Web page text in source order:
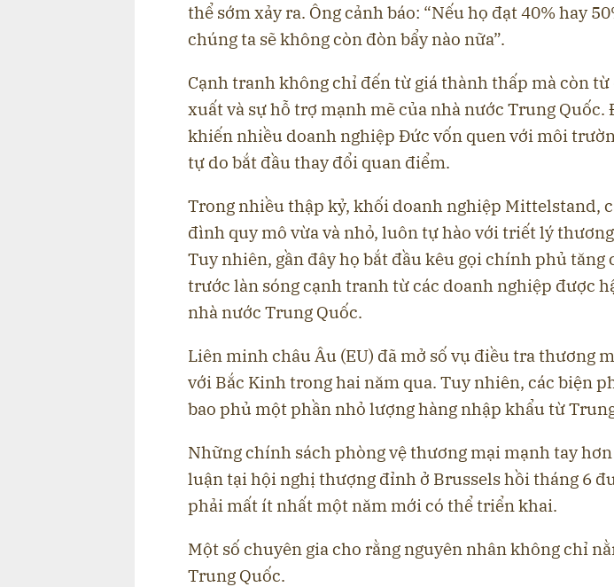
thể sớm xảy ra. Ông cảnh báo: “Nếu họ đạt 40% hay
chúng ta sẽ không còn đòn bẩy nào nữa”.
Cạnh tranh không chỉ đến từ giá thành thấp mà còn từ
xuất và sự hỗ trợ mạnh mẽ của nhà nước Trung Quốc.
khiến nhiều doanh nghiệp Đức vốn quen với môi
tự do bắt đầu thay đổi quan điểm.
Trong nhiều thập kỷ, khối doanh nghiệp Mittelstand,
đình quy mô vừa và nhỏ, luôn tự hào với triết lý
Tuy nhiên, gần đây họ bắt đầu kêu gọi chính phủ tăng
trước làn sóng cạnh tranh từ các doanh nghiệp được
nhà nước Trung Quốc.
Liên minh châu Âu (EU) đã mở số vụ điều tra thương
với Bắc Kinh trong hai năm qua. Tuy nhiên, các biện
bao phủ một phần nhỏ lượng hàng nhập khẩu từ
Những chính sách phòng vệ thương mại mạnh tay
luận tại hội nghị thượng đỉnh ở Brussels hồi tháng 6
phải mất ít nhất một năm mới có thể triển khai.
Một số chuyên gia cho rằng nguyên nhân không chỉ
Trung Quốc.